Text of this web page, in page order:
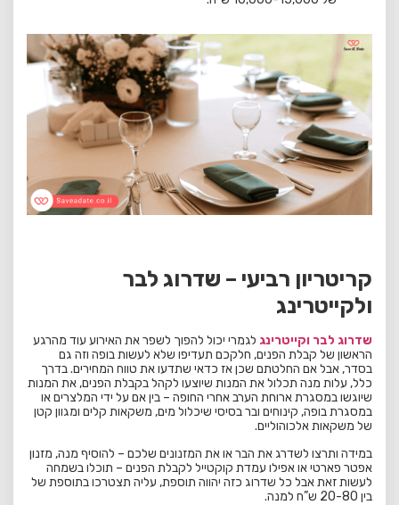
קריטריון רביעי – שדרוג לבר
ולקייטרינג
שדרוג לבר וקייטרינג לגמרי יכול להפוך לשפר את האירוע עוד מהרגע
הראשון של קבלת הפנים, חלקכם תעדיפו שלא לעשות בופה וזה גם
בסדר, אבל אם החלטתם שכן אז כדאי שתדעו את טווח המחירים. בדרך
כלל, עלות מנה תכלול את המנות שיוצעו לקהל בקבלת הפנים, את המנות
שיוגשו במסגרת ארוחת הערב אחרי החופה – בין אם על ידי המלצרים או
במסגרת בופה, קינוחים ובר בסיסי שיכלול מים, משקאות קלים ומגוון קטן
של משקאות אלכוהוליים.
במידה ותרצו לשדרג את הבר או את המזנונים שלכם – להוסיף מנה, מזנון
אפטר פארטי או אפילו עמדת קוקטייל לקבלת הפנים – תוכלו בשמחה
לעשות זאת אבל כל שדרוג כזה יהווה תוספת, עליה תצטרכו בתוספת של
בין 20-80 ש”ח למנה.